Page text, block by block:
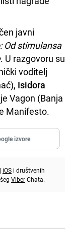
javni
Od stimulansa
. U razgovoru su
voditelj
Isidora
Vagon (Banja
Manifesto.
izvore
| iOS i društvenih
ViberChata.